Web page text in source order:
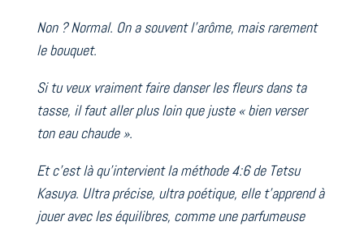
Non ? Normal. On a souvent l’arôme, mais rarement
le bouquet.
Si tu veux vraiment faire danser les fleurs dans ta
tasse, il faut aller plus loin que juste « bien verser
ton eau chaude ».
Et c’est là qu’intervient la méthode 4:6 de Tetsu
Kasuya. Ultra précise, ultra poétique, elle t’apprend à
jouer avec les équilibres, comme une parfumeuse